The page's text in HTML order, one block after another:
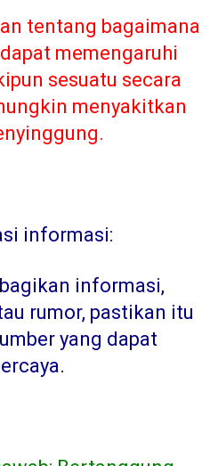
tentang bagaimana
memengaruhi
sesuatu secara
menyakitkan
informasi:
informasi,
rumor, pastikan itu
yang dapat
.